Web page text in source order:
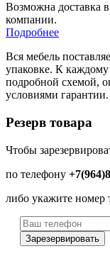
Возможна доставка
компании.
Подробнее
Вся мебель
упаковке. К
подробной схемой,
условиями гарантии.
Резерв товара
Чтобы
по телефону
либо укажите
Зарезервировать